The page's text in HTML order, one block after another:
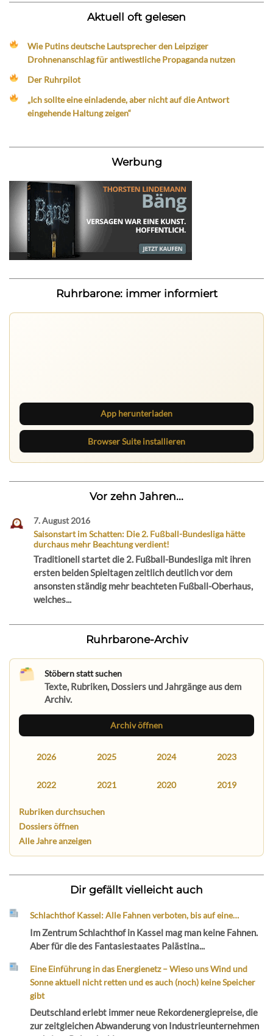
Aktuell oft gelesen
Wie Putins deutsche Lautsprecher den Leipziger
Drohnenanschlag für antiwestliche Propaganda nutzen
Der Ruhrpilot
„Ich sollte eine einladende, aber nicht auf die Antwort
eingehende Haltung zeigen“
Werbung
Ruhrbarone: immer informiert
App herunterladen
Browser Suite installieren
Vor zehn Jahren...
7. August 2016
Saisonstart im Schatten: Die 2. Fußball-Bundesliga hätte
durchaus mehr Beachtung verdient!
Traditionell startet die 2. Fußball-Bundesliga mit ihren
ersten beiden Spieltagen zeitlich deutlich vor dem
ansonsten ständig mehr beachteten Fußball-Oberhaus,
welches...
Ruhrbarone-Archiv
Stöbern statt suchen
Texte, Rubriken, Dossiers und Jahrgänge aus dem
Archiv.
Archiv öffnen
2026 2025 2024 2023
2022 2021 2020 2019
Rubriken durchsuchen
Dossiers öffnen
Alle Jahre anzeigen
Dir gefällt vielleicht auch
Schlachthof Kassel: Alle Fahnen verboten, bis auf eine…
Im Zentrum Schlachthof in Kassel mag man keine Fahnen.
Aber für die des Fantasiestaates Palästina...
Eine Einführung in das Energienetz – Wieso uns Wind und
Sonne aktuell nicht retten und es auch (noch) keine Speicher
gibt
Deutschland erlebt immer neue Rekordenergiepreise, die
zur zeitgleichen Abwanderung von Industrieunternehmen